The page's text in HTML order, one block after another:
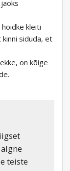
kleiti
siduda, et
on kõige
teiste